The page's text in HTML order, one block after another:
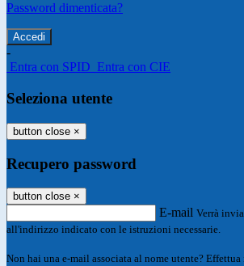
Password dimenticata?
-
Entra con SPID Entra con CIE
Seleziona utente
button close ×
Recupero password
button close ×
E-mail Verrà
all'indirizzo indicato con le istruzioni necessarie.
Non hai una e-mail associata al nome utente? Effettua